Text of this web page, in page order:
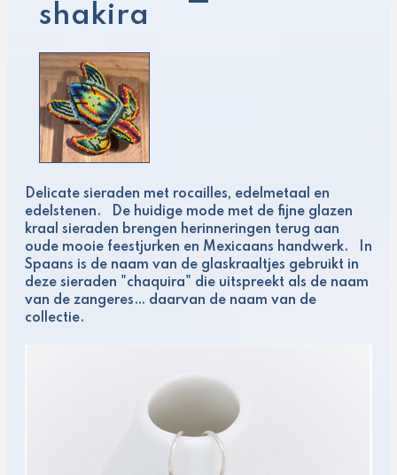
shakira
Delicate sieraden met rocailles, edelmetaal en
edelstenen. De huidige mode met de fijne glazen
kraal sieraden brengen herinneringen terug aan
oude mooie feestjurken en Mexicaans handwerk. In
Spaans is de naam van de glaskraaltjes gebruikt in
deze sieraden "chaquira" die uitspreekt als de naam
van de zangeres… daarvan de naam van de
collectie.